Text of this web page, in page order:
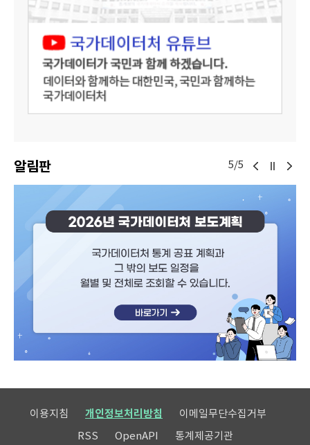
알림판 5/5
이용지침 개인정보처리방침
이메일무단수집거부
RSS
OpenAPI 통계제공기관